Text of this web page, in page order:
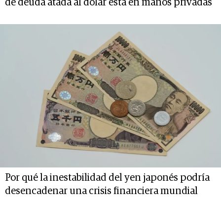
de deuda atada al dólar está en manos privadas
Por qué la inestabilidad del yen japonés podría
desencadenar una crisis financiera mundial